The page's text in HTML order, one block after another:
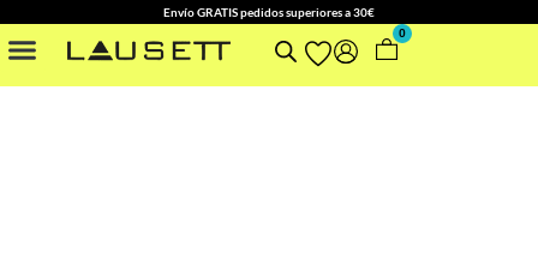
Envío GRATIS pedidos superiores a 30€
0